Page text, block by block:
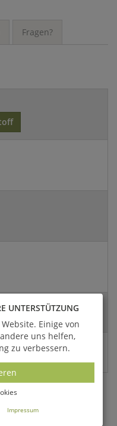
Fragen?
AUS P
UNTERSTÜTZUNG
Einige von
uns helfen,
zu verbessern.
Impressum